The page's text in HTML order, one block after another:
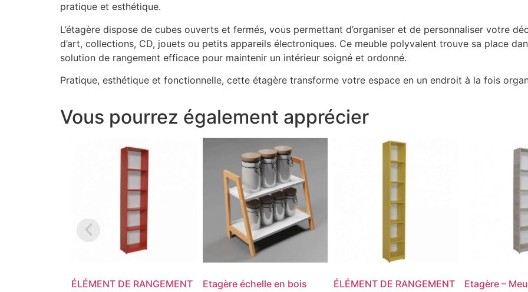
pratique et esthétique.
L’étagère dispose de cubes ouverts et fermés, vous permettant d’organiser et de personnaliser votre
d’art, collections, CD, jouets ou petits appareils électroniques. Ce meuble polyvalent trouve sa place
solution de rangement efficace pour maintenir un intérieur soigné et ordonné.
Pratique, esthétique et fonctionnelle, cette étagère transforme votre espace en un endroit à la fois
Vous pourrez également apprécier
ÉLÉMENT DE RANGEMENT
Etagère échelle en bois
ÉLÉMENT DE RANGEMENT
Etagère –